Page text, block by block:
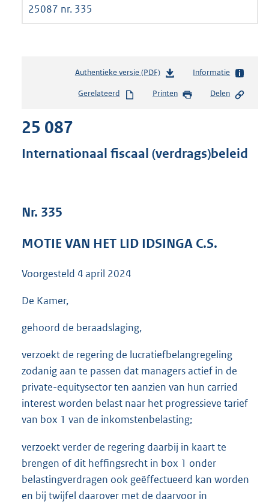
25087 nr. 335
Authentieke versie (PDF)b
s
s
e
Informatie
Gerelateerd Printen Delen
25 087
Internationaal fiscaal (verdrags)beleid
Nr. 335
MOTIE VAN HET LID IDSINGA C.S.
Voorgesteld 4 april 2024
De Kamer,
gehoord de beraadslaging,
verzoekt de regering de lucratiefbelangregeling
zodanig aan te passen dat managers actief in de
private-equitysector ten aanzien van hun carried
interest worden belast naar het progressieve tarief
van box 1 van de inkomstenbelasting;
verzoekt verder de regering daarbij in kaart te
brengen of dit heffingsrecht in box 1 onder
belastingverdragen ook geëffectueerd kan worden
en bij twijfel daarover met de daarvoor in